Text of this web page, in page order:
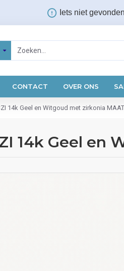
Iets niet
CONTACT OVER ONS
14k Geel en Witgoud met zirkonia
14k Geel en